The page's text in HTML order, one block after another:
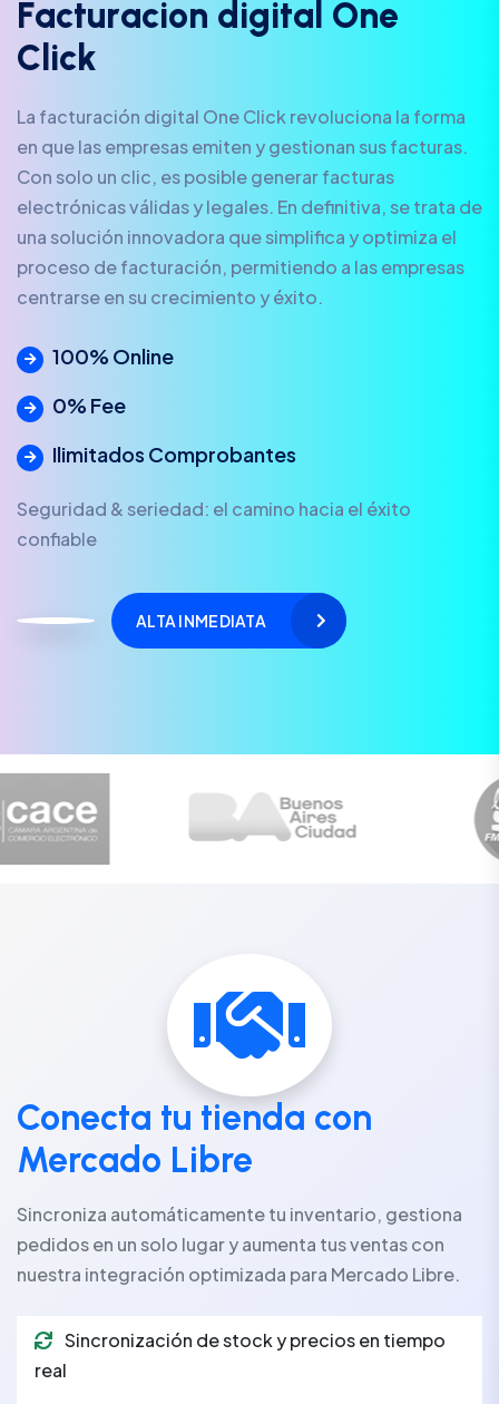
Facturacion d igita One
C ick
La facturación digital One Click revoluciona la forma
en que las empresas emiten y gestionan sus facturas.
Con solo un clic, es posible generar facturas
electrónicas válidas y legales. En definitiva, se trata de
una solución innovadora que simplifica y optimiza el
proceso de facturación, permitiendo a las empresas
centrarse en su crecimiento y éxito.
100% Online
0% Fee
Ilimitados Comprobantes
Seguridad & seriedad: el camino hacia el éxito
confiable
ALTA INMEDIATA
Conecta tu tienda con
Mercado Libre
Sincroniza automáticamente tu inventario, gestiona
pedidos en un solo lugar y aumenta tus ventas con
nuestra integración optimizada para Mercado Libre.
Sincronización de stock y precios en tiempo
real